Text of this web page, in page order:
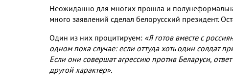
Неожиданно для многих прошла и
много заявлений сделал белорусский президент.
Один из них процитируем: «Я готов вместе с
одном пока случае: если оттуда хоть один солдат
Если они совершат агрессию против Беларуси,
другой характер».